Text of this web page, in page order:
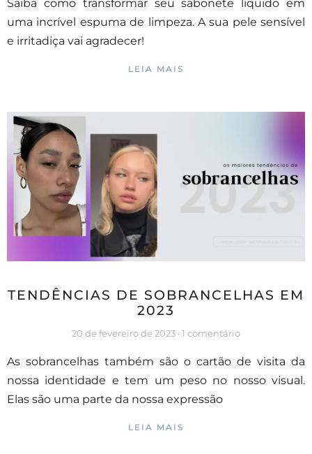
Saiba como transformar seu sabonete líquido em
uma incrível espuma de limpeza. A sua pele sensível
e irritadiça vai agradecer!
LEIA MAIS
TENDÊNCIAS DE SOBRANCELHAS EM
2023
20 de fevereiro de 2023 1 comentário
As sobrancelhas também são o cartão de visita da
nossa identidade e tem um peso no nosso visual.
Elas são uma parte da nossa expressão
LEIA MAIS